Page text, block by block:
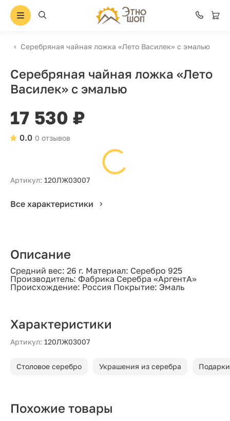
Серебряная чайная ложка «Лето Василек» с эмалью
Серебряная чайная ложка «Лето
Василек» с эмалью
17 530 ₽
0 отзывов
0.0
Артикул: 120ЛЖ03007
Все характеристики
Описание
Средний вес: 26 г. Материал: Серебро 925
Производитель: Фабрика Серебра «АргентА»
Происхождение: Россия Покрытие: Эмаль
Характеристики
Артикул: 120ЛЖ03007
Столовое серебро Украшения из серебра
Похожие товары